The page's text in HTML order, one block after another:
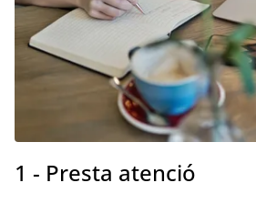
1 - Presta atenció